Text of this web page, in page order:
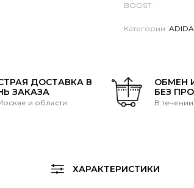
BOOST.
Категории:
ДОСТАВКА В
ЗАКАЗА
и области
ОБМЕН
БЕЗ
В
ХАРАКТЕРИСТИКИ